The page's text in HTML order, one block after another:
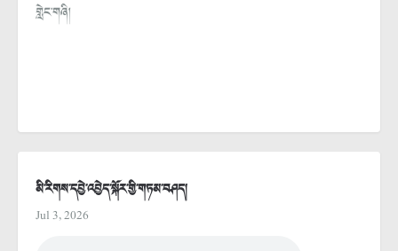
གླེང་གཞི།
མི་རིགས་དབྱེ་འབྱེད་སྐོར་གྱི་གཏམ་བཤད།
Jul 3, 2026